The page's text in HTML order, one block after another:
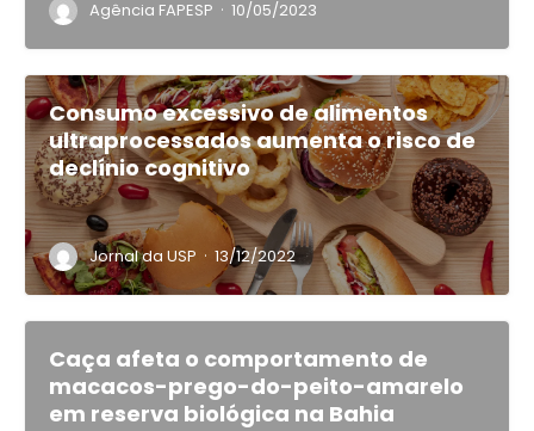
Agência FAPESP · 10/05/2023
Consumo excessivo de alimentos
ultraprocessados aumenta o risco de
declínio cognitivo
Jornal da USP · 13/12/2022
Caça afeta o comportamento de
macacos-prego-do-peito-amarelo
em reserva biológica na Bahia